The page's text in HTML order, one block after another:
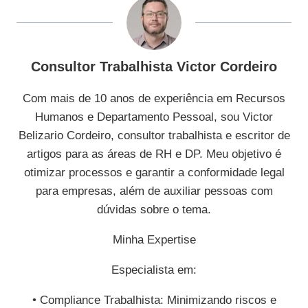
Consultor Trabalhista Victor Cordeiro
Com mais de 10 anos de experiência em Recursos
Humanos e Departamento Pessoal, sou Victor
Belizario Cordeiro, consultor trabalhista e escritor de
artigos para as áreas de RH e DP. Meu objetivo é
otimizar processos e garantir a conformidade legal
para empresas, além de auxiliar pessoas com
dúvidas sobre o tema.
Minha Expertise
Especialista em:
• Compliance Trabalhista: Minimizando riscos e